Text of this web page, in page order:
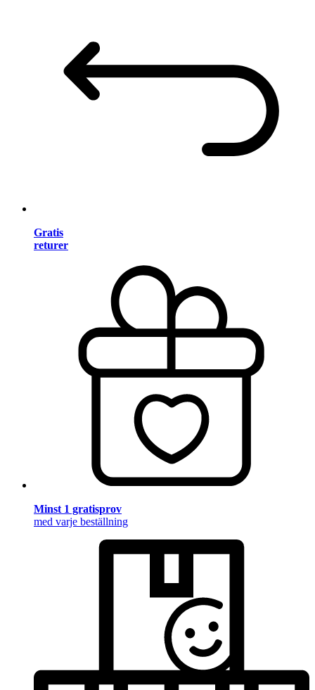
Gratis
returer
Minst 1 gratisprov
med varje beställning